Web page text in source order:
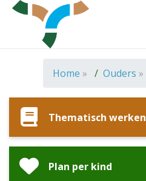
Home » Ouders »
Thematisch werken
Plan per kind